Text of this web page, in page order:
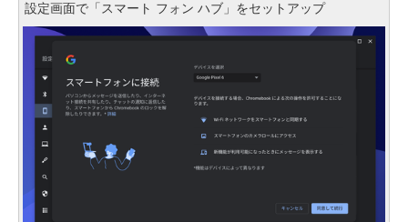
設定画面で「スマート フォン ハブ」をセットアップ